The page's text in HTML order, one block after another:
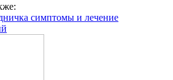
симптомы и лечение